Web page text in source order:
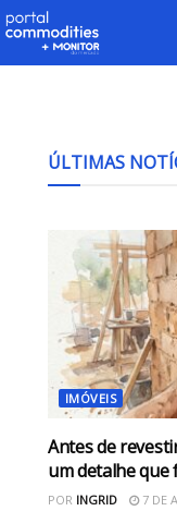
ÚLTIMAS
IMÓVEIS
Antes de
um detalhe que
POR INGRID 7 DE